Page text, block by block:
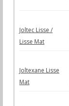
Joltec Lisse /
Lisse Mat
Joltexane Lisse
Mat